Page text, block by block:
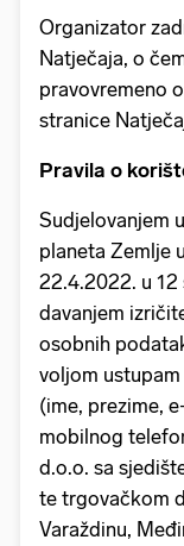
Organizator
Natječaja, o
pravovremeno
stranice
Pravila o
Sudjelovanjem
planeta Zemlje
22.4.2022. u
davanjem
osobnih
voljom
(ime, prezime,
mobilnog
d.o.o. sa
te trgovačkom
Varaždinu,